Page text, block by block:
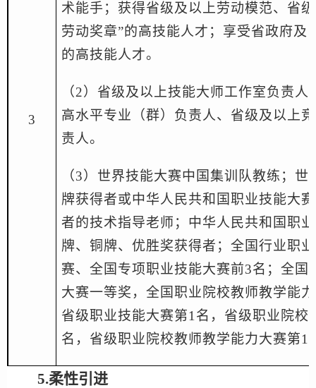
3
术能手 ； 获得省级及以上劳动模范、省
劳动奖章”的高技能人才 ； 享受省政府及
的高技能人才。
（2） 省级及以上技能大师工作室负责人
高水平专业 （群） 负责人、省级及以上
责人。
（3） 世界技能大赛中国集训队教练 ； 世
牌获得者或中华人民共和国职业技能大
者的技术指导老师 ； 中华人民共和国职
牌、铜牌、优胜奖获得者 ； 全国行业职
赛、全国专项职业技能大赛前3名 ； 全国
大赛一等奖，全国职业院校教师教学能
省级职业技能大赛第1 名，省级职业院校
名，省级职业院校教师教学能力大赛第1
5.柔性引进